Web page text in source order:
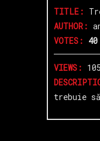
TITLE:
AUTHOR:
VOTES: 40
VIEWS:
trebuie